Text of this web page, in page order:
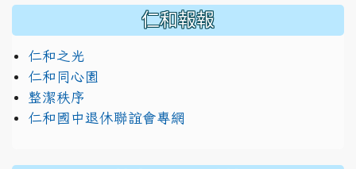
仁和報報
仁和之光
仁和同心園
整潔秩序
仁和國中退休聯誼會專網